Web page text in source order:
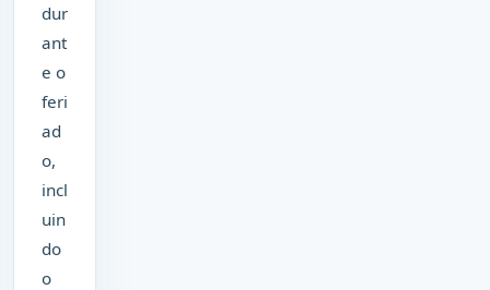
dur
ant
e o
feri
ad
o,
incl
uin
do
o